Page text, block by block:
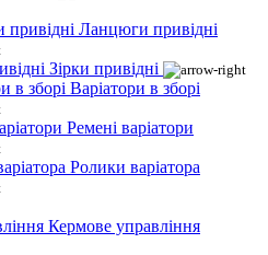
Ланцюги привідні
Зірки привідні
Варіатори в зборі
Ремені варіатори
Ролики варіатора
Кермове управління